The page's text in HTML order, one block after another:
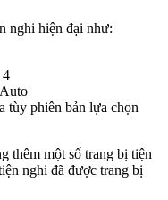
nghi hiện đại như:
4
tùy phiên bản lựa chọn
thêm một số trang bị tiện
nghi đã được trang bị